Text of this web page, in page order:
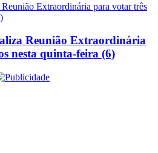
Reunião Extraordinária
nesta quinta-feira (6)